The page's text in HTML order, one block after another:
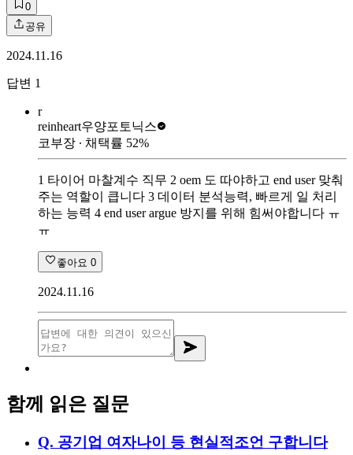
0
공유
2024.11.16
답변 1
r
reinheart우양포토닉스
코부장 ∙ 채택률 52%
1 타이어 마찰계수 직무 2 oem 도 따야하고 end user 맞춰
주는 역할이 큽니다 3 데이터 분석능력, 빠르게 일 처리
하는 능력 4 end user argue 방지를 위해 힘써야합니다 ㅠ
ㅠ
좋아요 0
2024.11.16
함께 읽은 질문
Q. 공기업 여자나이 등 현실적조언 구합니다